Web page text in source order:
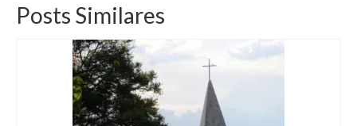
Posts Similares